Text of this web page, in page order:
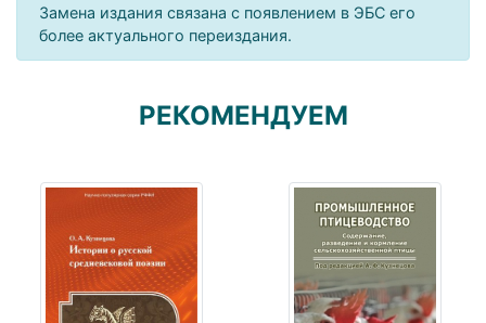
Замена издания связана с появлением в ЭБС его
более актуального переиздания.
РЕКОМЕНДУЕМ